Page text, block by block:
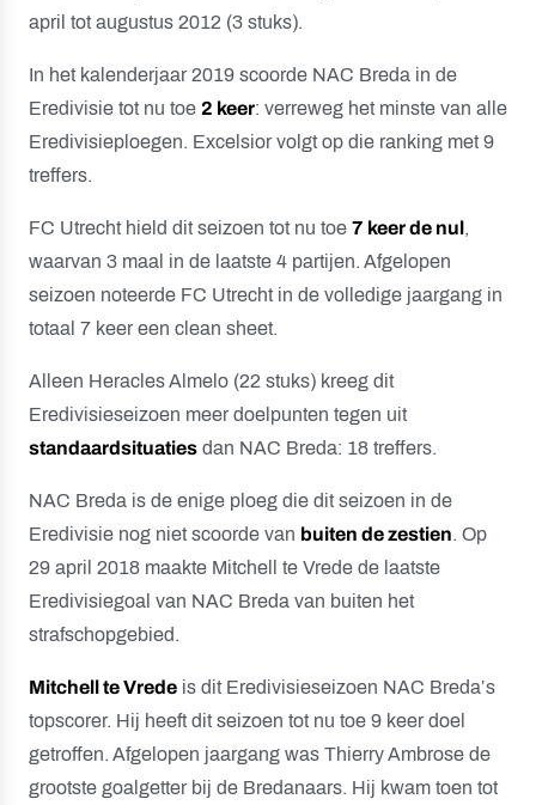
april tot augustus 2012 (3 stuks).
In het kalenderjaar 2019 scoorde NAC Breda in de
Eredivisie tot nu toe 2 keer: verreweg het minste van alle
Eredivisieploegen. Excelsior volgt op die ranking met 9
treffers.
FC Utrecht hield dit seizoen tot nu toe 7 keer de nul,
waarvan 3 maal in de laatste 4 partijen. Afgelopen
seizoen noteerde FC Utrecht in de volledige jaargang in
totaal 7 keer een clean sheet.
Alleen Heracles Almelo (22 stuks) kreeg dit
Eredivisieseizoen meer doelpunten tegen uit
standaardsituaties dan NAC Breda: 18 treffers.
NAC Breda is de enige ploeg die dit seizoen in de
Eredivisie nog niet scoorde van buiten de zestien. Op
29 april 2018 maakte Mitchell te Vrede de laatste
Eredivisiegoal van NAC Breda van buiten het
strafschopgebied.
Mitchell te Vrede is dit Eredivisieseizoen NAC Breda’s
topscorer. Hij heeft dit seizoen tot nu toe 9 keer doel
getroffen. Afgelopen jaargang was Thierry Ambrose de
grootste goalgetter bij de Bredanaars. Hij kwam toen tot